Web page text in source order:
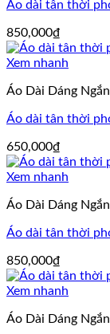
Áo dài tân thời
850,000₫
Xem nhanh
Áo Dài Dáng
Áo dài tân thời
650,000₫
Xem nhanh
Áo Dài Dáng
Áo dài tân thời
850,000₫
Xem nhanh
Áo Dài Dáng